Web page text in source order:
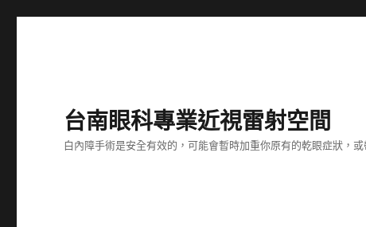
台南眼科專業近視雷射空間
白內障手術是安全有效的，可能會暫時加重你原有的乾眼症狀，